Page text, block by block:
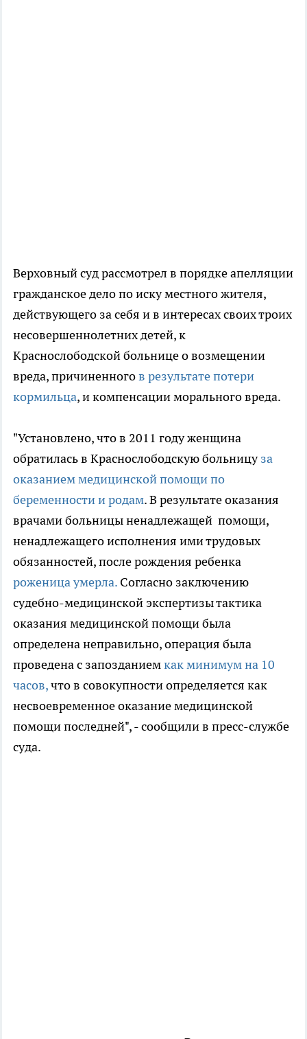
Верховный суд рассмотрел в порядке апелляции
гражданское дело по иску местного жителя,
действующего за себя и в интересах своих троих
несовершеннолетних детей, к
Краснослободской больнице о возмещении
вреда, причиненногов результате потери
кормильца, и компенсации морального вреда.
"Установлено, что в 2011 году женщина
обратилась в Краснослободскую больницуза
оказанием медицинской помощи по
беременности и родам. В результате оказания
врачами больницы ненадлежащей помощи,
ненадлежащего исполнения ими трудовых
обязанностей, после рождения ребенка
роженица умерла. Согласно заключению
судебно-медицинской экспертизы тактика
оказания медицинской помощи была
определена неправильно, операция была
проведена с запозданиемкак минимум на 10
часов,что в совокупности определяется как
несвоевременное оказание медицинской
помощи последней", - сообщили в пресс-службе
суда.